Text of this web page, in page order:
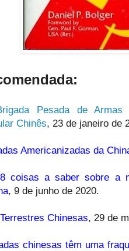
Pesada de
Chinês, 23 de janeiro de
Americanizadas da
8 coisas a saber sobre a
, 9 de junho de 2020.
Chinesas, 29 de
chinesas têm uma